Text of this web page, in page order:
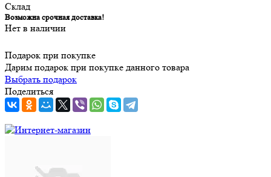
Склад
Возможна срочная доставка!
Нет в наличии
Подарок при покупке
Дарим подарок при покупке данного товара
Выбрать подарок
Поделиться